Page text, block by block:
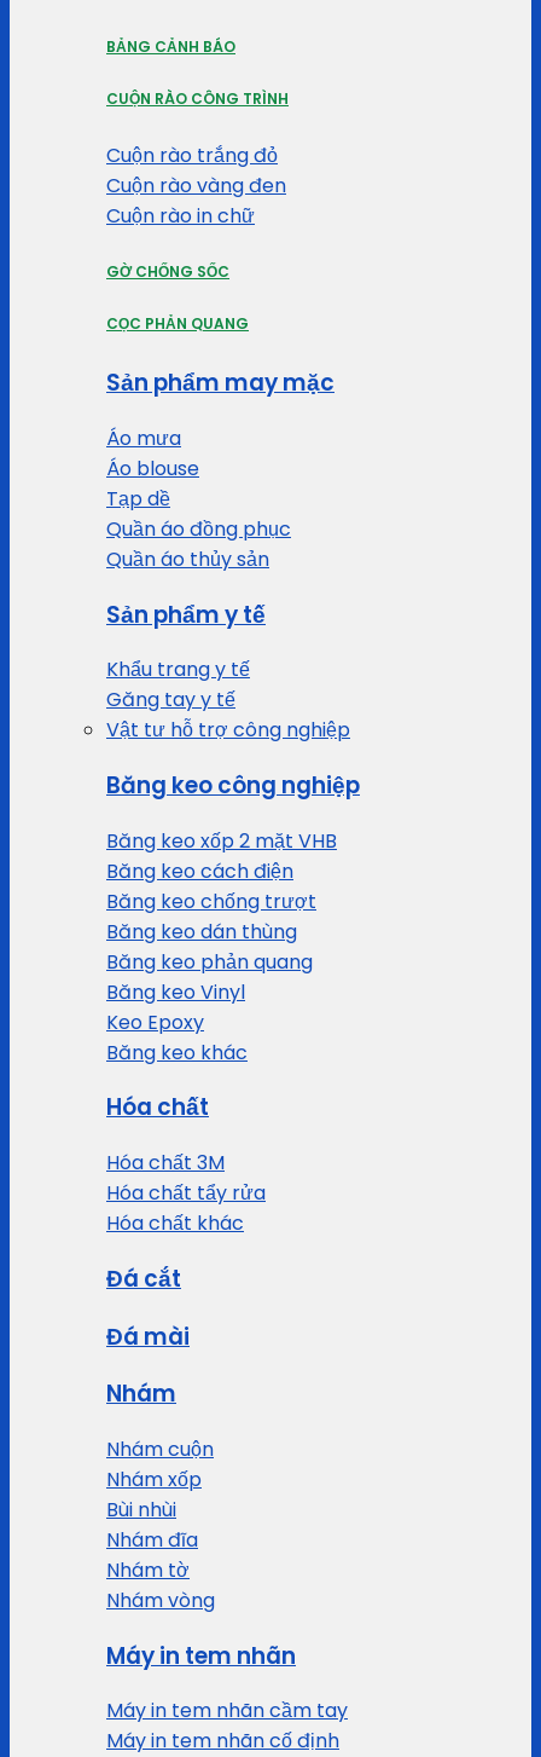
BẢNG CẢNH BÁO
CUỘN RÀO CÔNG TRÌNH
Cuộn rào trắng đỏ
Cuộn rào vàng đen
Cuộn rào in chữ
GỜ CHỐNG SỐC
CỌC PHẢN QUANG
Sản phẩm may mặc
Áo mưa
Áo blouse
Tạp dề
Quần áo đồng phục
Quần áo thủy sản
Sản phẩm y tế
Khẩu trang y tế
Găng tay y tế
Vật tư hỗ trợ công nghiệp
Băng keo công nghiệp
Băng keo xốp 2 mặt VHB
Băng keo cách điện
Băng keo chống trượt
Băng keo dán thùng
Băng keo phản quang
Băng keo Vinyl
Keo Epoxy
Băng keo khác
Hóa chất
Hóa chất 3M
Hóa chất tẩy rửa
Hóa chất khác
Đá cắt
Đá mài
Nhám
Nhám cuộn
Nhám xốp
Bùi nhùi
Nhám đĩa
Nhám tờ
Nhám vòng
Máy in tem nhãn
Máy in tem nhãn cầm tay
Máy in tem nhãn cố định